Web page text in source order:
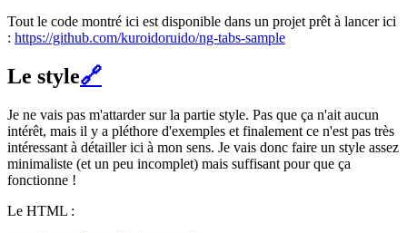
Tout le code montré ici est disponible dans un projet prêt à lancer ici
: https://github.com/kuroidoruido/ng-tabs-sample
Le style🔗
Je ne vais pas m'attarder sur la partie style. Pas que ça n'ait aucun
intérêt, mais il y a pléthore d'exemples et finalement ce n'est pas très
intéressant à détailler ici à mon sens. Je vais donc faire un style assez
minimaliste (et un peu incomplet) mais suffisant pour que ça
fonctionne !
Le HTML :